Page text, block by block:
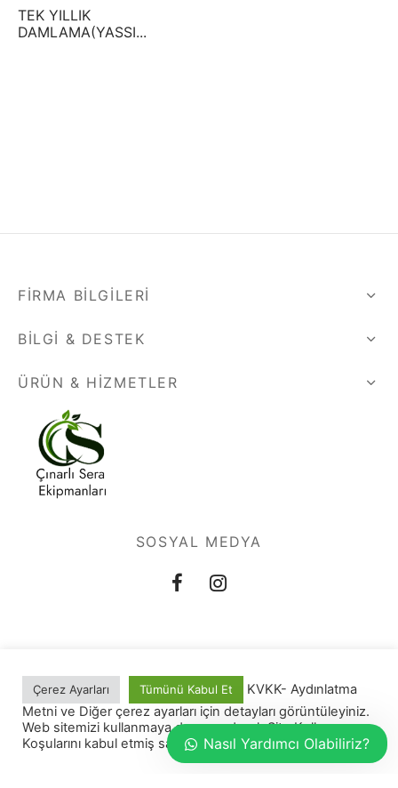
Filtreler
TEK YILLIK
DAMLAMA(YASSI...
FIRMA BILGILERI
BILGI & DESTEK
ÜRÜN & HIZMETLER
SOSYAL MEDYA
Site Kullanım Koşulları
Çerez Ayarları Tümünü Kabul Et
KVKK- Aydınlatma
Metni ve Diğer çerez ayarları için detayları görüntüleyiniz.
Web sitemizi kullanmaya devam ederek Site Kullanım
Koşularını kabul etmiş sayılırsınız.Nasıl Yardımcı Olabiliriz?